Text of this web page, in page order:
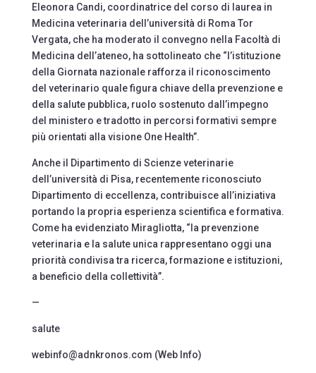
Eleonora Candi, coordinatrice del corso di laurea in
Medicina veterinaria dell’università di Roma Tor
Vergata, che ha moderato il convegno nella Facoltà di
Medicina dell’ateneo, ha sottolineato che “l’istituzione
della Giornata nazionale rafforza il riconoscimento
del veterinario quale figura chiave della prevenzione e
della salute pubblica, ruolo sostenuto dall’impegno
del ministero e tradotto in percorsi formativi sempre
più orientati alla visione One Health”.
Anche il Dipartimento di Scienze veterinarie
dell’università di Pisa, recentemente riconosciuto
Dipartimento di eccellenza, contribuisce all’iniziativa
portando la propria esperienza scientifica e formativa.
Come ha evidenziato Miragliotta, “la prevenzione
veterinaria e la salute unica rappresentano oggi una
priorità condivisa tra ricerca, formazione e istituzioni,
a beneficio della collettività”.
—
salute
webinfo@adnkronos.com (Web Info)